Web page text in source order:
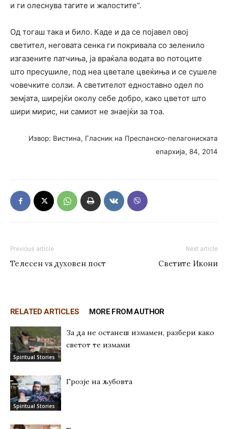
и ги олеснува тагите и жалостите“.
Од тогаш така и било. Каде и да се појавел овој
светител, неговата сенка ги покривала со зеленило
изгазените патчиња, ја враќала водата во потоците
што пресушиле, под неа цветале цвеќиња и се сушеле
човечките солзи. А светителот едноставно одел по
земјата, ширејќи околу себе добро, како цветот што
шири мирис, ни самиот не знаејќи за тоа.
Извор: Вистина, Гласник на Преспанско-пелагониската
епархија, 84, 2014
Previous article
Телесен vs духовен пост
Next article
Светите Икони
RELATED ARTICLES MORE FROM AUTHOR
Spiritual Stories
За да не останеш измамен, разбери како
светот те измами
Spiritual Stories
Грозје на љубовта